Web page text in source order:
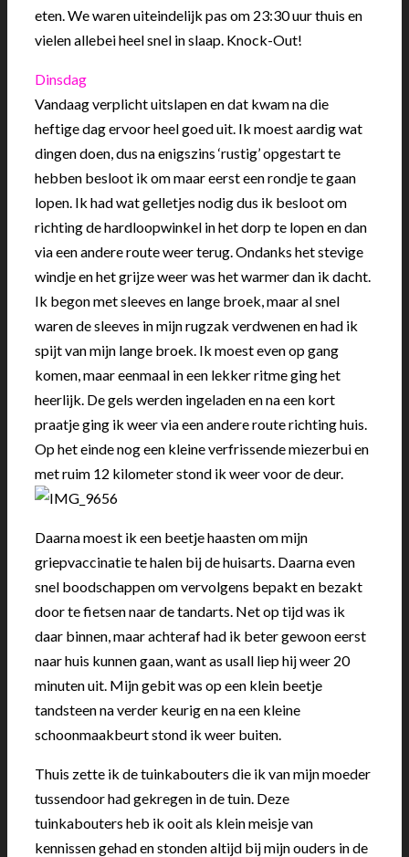
eten. We waren uiteindelijk pas om 23:30 uur thuis en
vielen allebei heel snel in slaap. Knock-Out!
Dinsdag
Vandaag verplicht uitslapen en dat kwam na die
heftige dag ervoor heel goed uit. Ik moest aardig wat
dingen doen, dus na enigszins ‘rustig’ opgestart te
hebben besloot ik om maar eerst een rondje te gaan
lopen. Ik had wat gelletjes nodig dus ik besloot om
richting de hardloopwinkel in het dorp te lopen en dan
via een andere route weer terug. Ondanks het stevige
windje en het grijze weer was het warmer dan ik dacht.
Ik begon met sleeves en lange broek, maar al snel
waren de sleeves in mijn rugzak verdwenen en had ik
spijt van mijn lange broek. Ik moest even op gang
komen, maar eenmaal in een lekker ritme ging het
heerlijk. De gels werden ingeladen en na een kort
praatje ging ik weer via een andere route richting huis.
Op het einde nog een kleine verfrissende miezerbui en
met ruim 12 kilometer stond ik weer voor de deur.
Daarna moest ik een beetje haasten om mijn
griepvaccinatie te halen bij de huisarts. Daarna even
snel boodschappen om vervolgens bepakt en bezakt
door te fietsen naar de tandarts. Net op tijd was ik
daar binnen, maar achteraf had ik beter gewoon eerst
naar huis kunnen gaan, want as usall liep hij weer 20
minuten uit. Mijn gebit was op een klein beetje
tandsteen na verder keurig en na een kleine
schoonmaakbeurt stond ik weer buiten.
Thuis zette ik de tuinkabouters die ik van mijn moeder
tussendoor had gekregen in de tuin. Deze
tuinkabouters heb ik ooit als klein meisje van
kennissen gehad en stonden altijd bij mijn ouders in de